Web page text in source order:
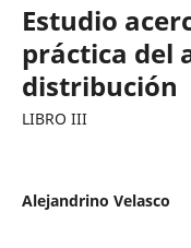
Estudio
práctica del
distribución
LIBRO III
Alejandrino Velasco